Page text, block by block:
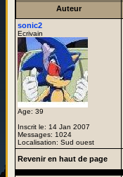
Auteur
sonic2
Ecrivain
Age: 39
Inscrit le: 14 Jan 2007
Messages: 1024
Localisation: Sud ouest
Revenir en haut de page